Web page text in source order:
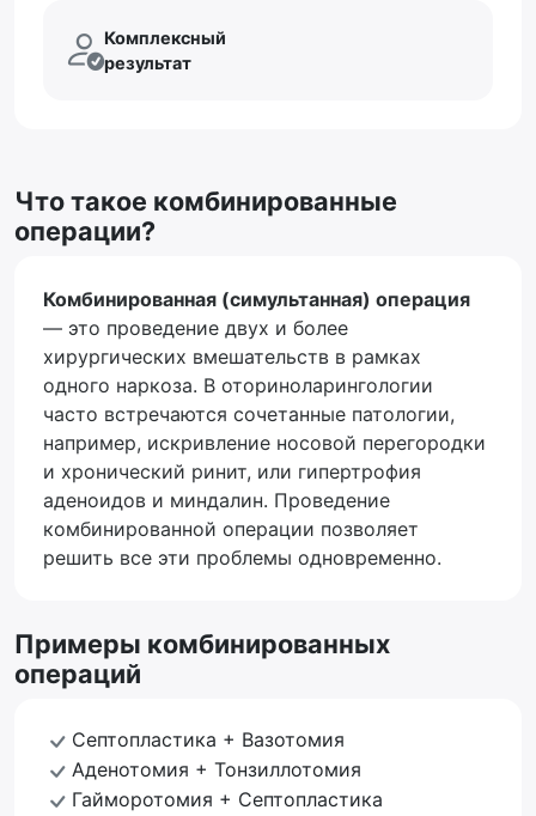
Комплексный
результат
Что такое комбинированные
операции?
Комбинированная (симультанная) операция
— это проведение двух и более
хирургических вмешательств в рамках
одного наркоза. В оториноларингологии
часто встречаются сочетанные патологии,
например, искривление носовой перегородки
и хронический ринит, или гипертрофия
аденоидов и миндалин. Проведение
комбинированной операции позволяет
решить все эти проблемы одновременно.
Примеры комбинированных
операций
Септопластика + Вазотомия
Аденотомия + Тонзиллотомия
Гайморотомия + Септопластика